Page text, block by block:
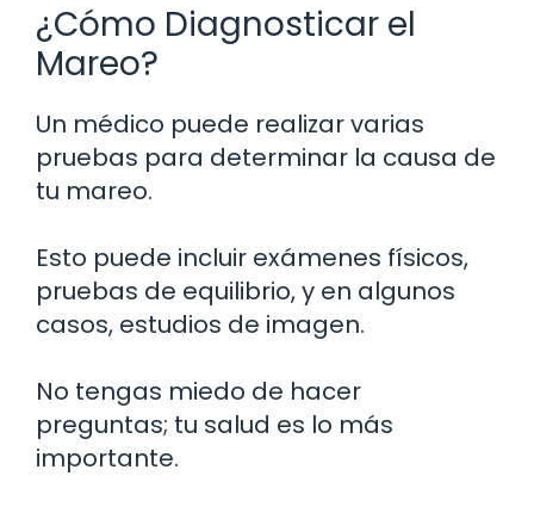
¿Cómo Diagnosticar el
Mareo?
Un médico puede realizar varias
pruebas para determinar la causa de
tu mareo.
Esto puede incluir exámenes físicos,
pruebas de equilibrio, y en algunos
casos, estudios de imagen.
No tengas miedo de hacer
preguntas; tu salud es lo más
importante.